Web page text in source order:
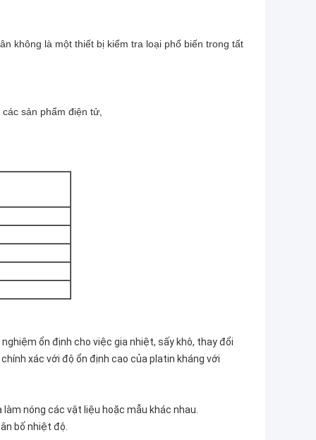
không là một thiết bị kiểm tra loại phổ biến trong tất
sản phẩm điện tử,
ổn định cho việc gia nhiệt, sấy khô, thay đổi
xác với độ ổn định cao của platin kháng với
nóng các vật liệu hoặc mẫu khác nhau.
bố nhiệt độ.